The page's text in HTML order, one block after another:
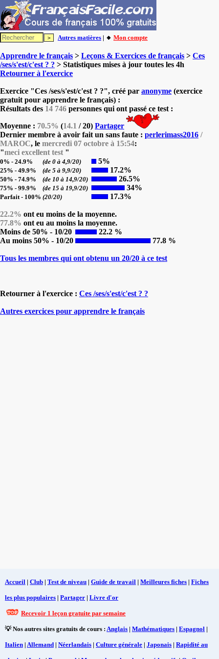
Autres matières | 🔸 Mon compte
Apprendre le français > Leçons & Exercices de français > Ces
/ses/s'est/c'est ? ? > Statistiques mises à jour toutes les 4h
Retourner à l'exercice
Exercice "Ces /ses/s'est/c'est ? ?", créé par anonyme (exercice
gratuit pour apprendre le français) :
Résultats des 14 746 personnes qui ont passé ce test :
Moyenne : 70.5% (14.1 / 20) Partager
Dernier membre à avoir fait un sans faute : perlerimass2016 /
MAROC, le mercredi 07 octobre à 15:54:
"meci excellent test "
0% - 24.9% (de 0 à 4,9/20) 5%
25% - 49.9% (de 5 à 9,9/20) 17.2%
50% - 74.9% (de 10 à 14,9/20) 26.5%
75% - 99.9% (de 15 à 19,9/20) 34%
Parfait - 100% (20/20) 17.3%
22.2% ont eu moins de la moyenne.
77.8% ont eu au moins la moyenne.
Moins de 50% - 10/20
22.2 %
Au moins 50% - 10/20
77.8 %
Tous les membres qui ont obtenu un 20/20 à ce test
Retourner à l'exercice : Ces /ses/s'est/c'est ? ?
Autres exercices pour apprendre le français
Accueil | Club | Test de niveau | Guide de travail | Meilleures fiches | Fiches
les plus populaires | Partager | Livre d'or
Recevoir 1 leçon gratuite par semaine
💡 Nos autres sites gratuits de cours : Anglais | Mathématiques | Espagnol |
Italien | Allemand | Néerlandais | Culture générale | Japonais | Rapidité au